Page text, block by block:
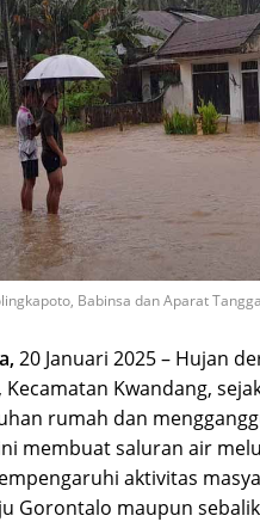
Babinsa dan Aparat
20 Januari 2025 – Hujan
Kwandang,
rumah dan
membuat saluran air
aktivitas
Gorontalo maupun